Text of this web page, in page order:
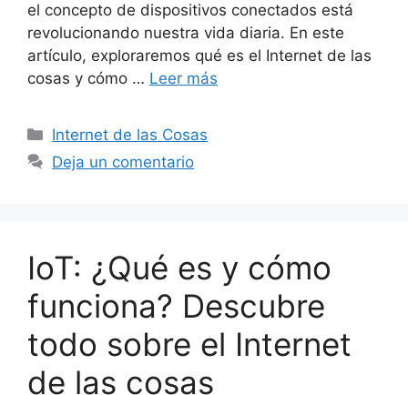
el concepto de dispositivos conectados está
revolucionando nuestra vida diaria. En este
artículo, exploraremos qué es el Internet de las
cosas y cómo … Leer más
Categorías
Internet de las Cosas
Deja un comentario
IoT: ¿Qué es y cómo
funciona? Descubre
todo sobre el Internet
de las cosas